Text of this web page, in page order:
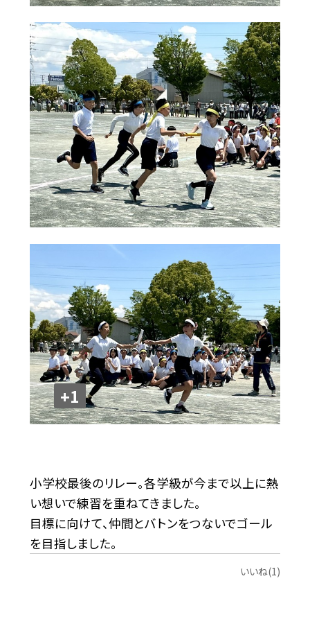
+1
小学校最後のリレー。各学級が今まで以上に熱
い想いで練習を重ねてきました。
目標に向けて、仲間とバトンをつないでゴール
を目指しました。
いいね(1)